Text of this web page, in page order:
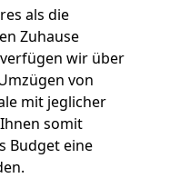
als die
Zuhause
wir über
von
mit jeglicher
somit
Budget eine